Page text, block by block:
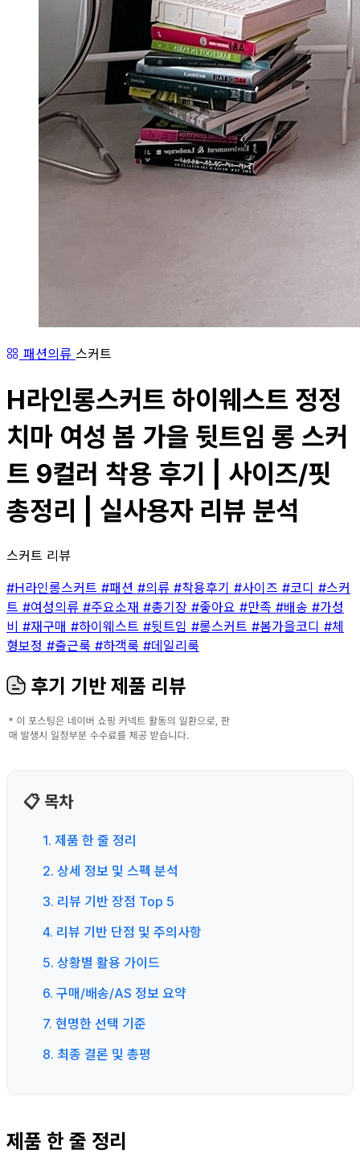
패션의류 스커트
H라인롱스커트 하이웨스트 정정
치마 여성 봄 가을 뒷트임 롱 스커
트 9컬러 착용 후기 | 사이즈/핏
총정리 | 실사용자 리뷰 분석
스커트 리뷰
#H라인롱스커트 #패션 #의류 #착용후기 #사이즈 #코디 #스커
트 #여성의류 #주요소재 #총기장 #좋아요 #만족 #배송 #가성
비 #재구매 #하이웨스트 #뒷트임 #롱스커트 #봄가을코디 #체
형보정 #출근룩 #하객룩 #데일리룩
후기 기반 제품 리뷰
📋 목차
1. 제품 한 줄 정리
2. 상세 정보 및 스펙 분석
3. 리뷰 기반 장점 Top 5
4. 리뷰 기반 단점 및 주의사항
5. 상황별 활용 가이드
6. 구매/배송/AS 정보 요약
7. 현명한 선택 기준
8. 최종 결론 및 총평
제품 한 줄 정리